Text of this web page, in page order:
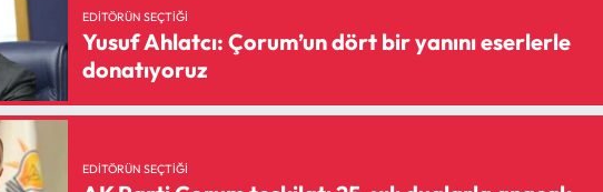
EDITÖRÜN SEÇTIĞI
Yusuf Ahlatcı: Çorum’un dört bir yanını eserlerle
donatıyoruz
EDITÖRÜN SEÇTIĞI